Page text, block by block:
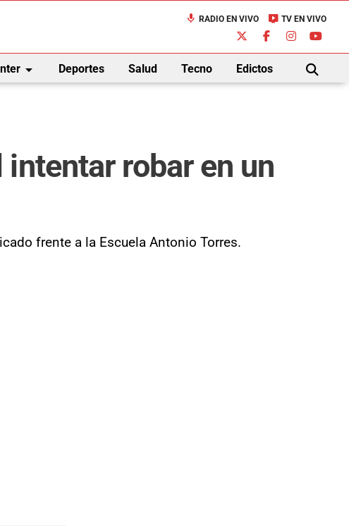
mic RADIO EN VIVO live_tv TV EN VIVO
arrow_drop_down Deportes Salud Tecno Edictos
BUSCAR
robar en un
frente a la Escuela Antonio Torres.